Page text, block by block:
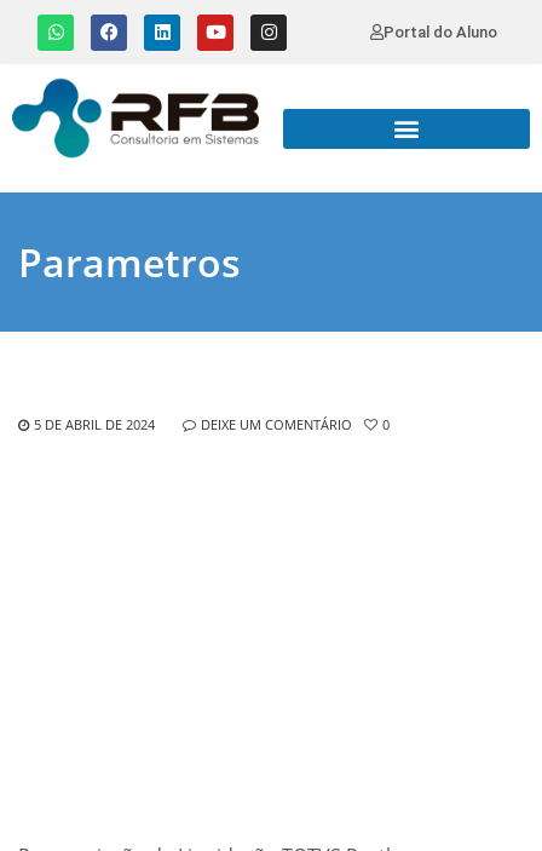
Portal do Aluno
Parametros
5 DE ABRIL DE 2024 DEIXE UM COMENTÁRIO 0